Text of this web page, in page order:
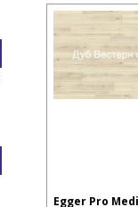
Egger Pro